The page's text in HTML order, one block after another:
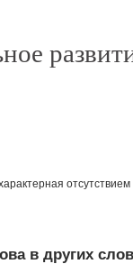
в других